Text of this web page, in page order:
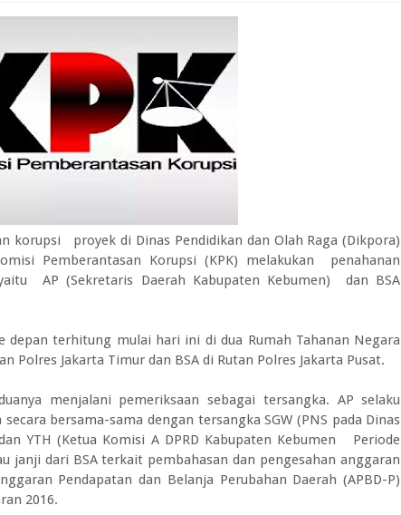
korupsi proyek di Dinas Pendidikan dan Olah Raga (Dikpora)
Pemberantasan Korupsi (KPK) melakukan penahanan
AP (Sekretaris Daerah Kabupaten Kebumen) dan BSA
depan terhitung mulai hari ini di dua Rumah Tahanan Negara
Polres Jakarta Timur dan BSA di Rutan Polres Jakarta Pusat.
menjalani pemeriksaan sebagai tersangka. AP selaku
bersama-sama dengan tersangka SGW (PNS pada Dinas
YTH (Ketua Komisi A DPRD Kabupaten Kebumen Periode
janji dari BSA terkait pembahasan dan pengesahan anggaran
Pendapatan dan Belanja Perubahan Daerah (APBD-P)
2016.